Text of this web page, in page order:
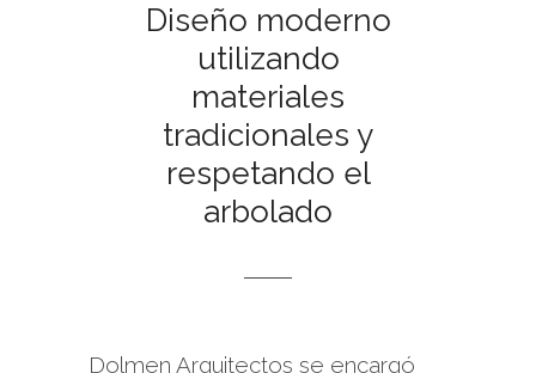
Diseño moderno
utilizando
materiales
tradicionales y
respetando el
arbolado
Dolmen Arquitectos se encargó